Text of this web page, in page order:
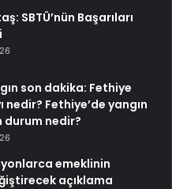
SBTÜ’nün Başarıları
son dakika: Fethiye
nedir? Fethiye’de yangın
durum nedir?
emeklinin
açıklama